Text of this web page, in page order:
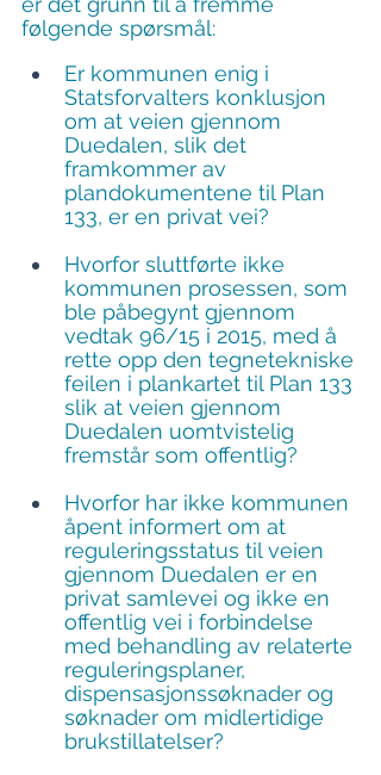
følgende spørsmål:
Er kommunen enig i
Statsforvalters konklusjon
om at veien gjennom
Duedalen, slik det
framkommer av
plandokumentene til Plan
133, er en privat vei?
Hvorfor sluttførte ikke
kommunen prosessen, som
ble påbegynt gjennom
vedtak 96/15 i 2015, med å
rette opp den tegnetekniske
feilen i plankartet til Plan 133
slik at veien gjennom
Duedalen uomtvistelig
fremstår som offentlig?
Hvorfor har ikke kommunen
åpent informert om at
reguleringsstatus til veien
gjennom Duedalen er en
privat samlevei og ikke en
offentlig vei i forbindelse
med behandling av relaterte
reguleringsplaner,
dispensasjonssøknader og
søknader om midlertidige
brukstillatelser?